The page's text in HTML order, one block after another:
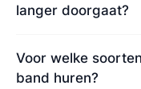
langer doorgaat?
Voor welke
band huren?